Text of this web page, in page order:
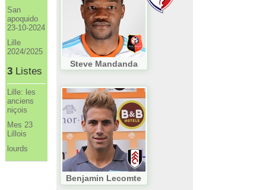
San
apoquido
23-10-2024
Lille
2024/2025
3Listes
Lille: les
anciens
niçois
Mes 23
Lillois
lourds
Steve Mandanda
Benjamin Lecomte